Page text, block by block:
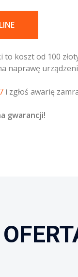
koszt od 100
naprawę
i zgłoś awarię
gwarancji!